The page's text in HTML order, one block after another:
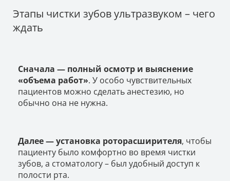
Этапы чистки зубов ультразвуком – чего
ждать
Сначала — полный осмотр и выяснение
«объема работ». У особо чувствительных
пациентов можно сделать анестезию, но
обычно она не нужна.
Далее — установка роторасширителя, чтобы
пациенту было комфортно во время чистки
зубов, а стоматологу – был удобный доступ к
полости рта.